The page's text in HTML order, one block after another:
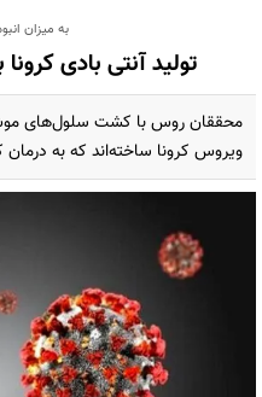
به میزان
تولید آنتی بادی
محققان روس با کشت سلول‌های موش
ویروس کرونا ساخته‌اند که به درمان کووید ۱۹